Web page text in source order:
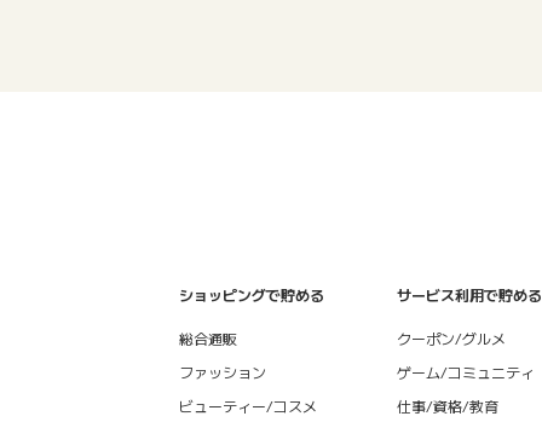
ショッピングで貯める
総合通販
ファッション
ビューティー/コスメ
サービス利用で貯める
クーポン/グルメ
ゲーム/コミュニティ
仕事/資格/教育